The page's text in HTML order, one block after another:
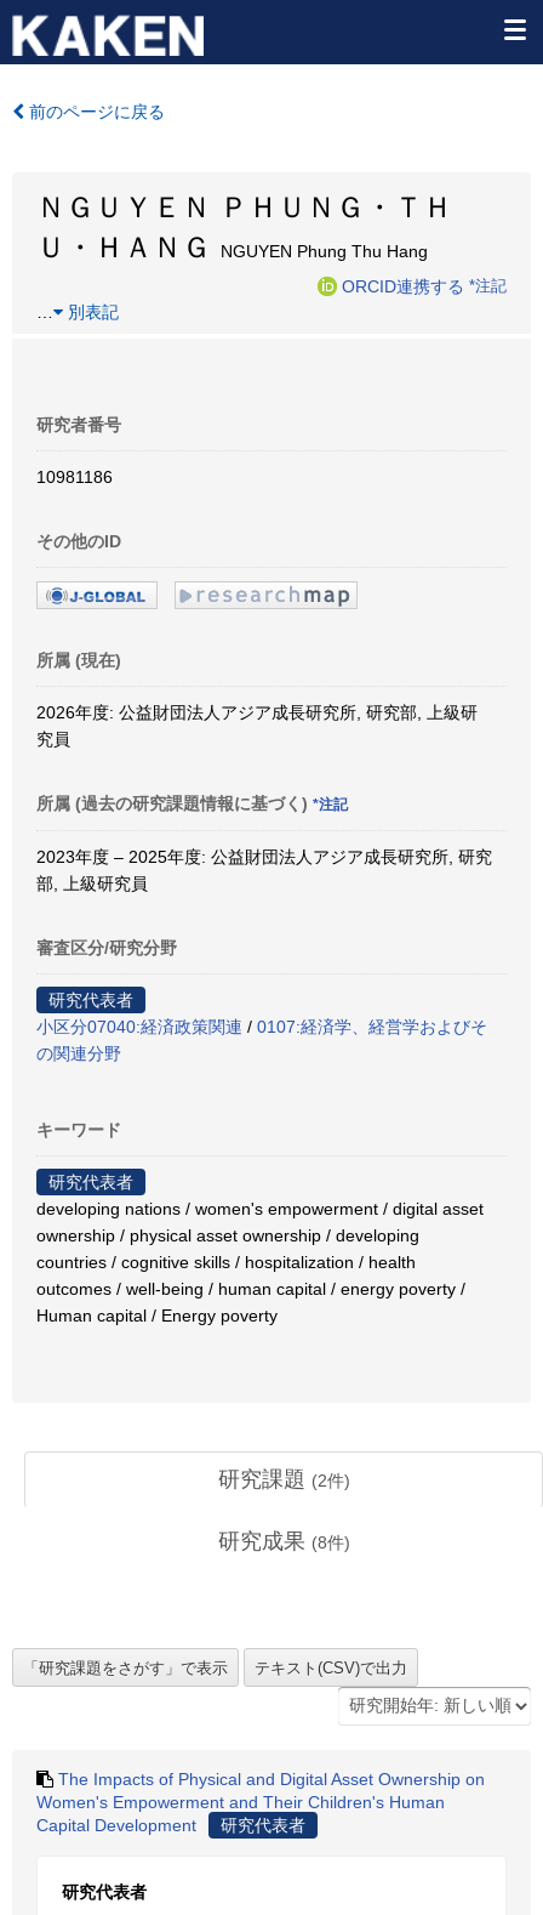
前のページに戻る
ＮＧＵＹＥＮ ＰＨＵＮＧ・ＴＨ
Ｕ・ＨＡＮＧ
NGUYEN Phung Thu Hang
ORCID連携する *注記
別表記
研究者番号
10981186
その他のID
所属 (現在)
2026年度: 公益財団法人アジア成長研究所, 研究部, 上級研
究員
所属 (過去の研究課題情報に基づく) *注記
2023年度 – 2025年度: 公益財団法人アジア成長研究所, 研究
部, 上級研究員
審査区分/研究分野
研究代表者
小区分07040:経済政策関連 / 0107:経済学、経営学およびそ
の関連分野
キーワード
研究代表者
developing nations / women's empowerment / digital asset
ownership / physical asset ownership / developing
countries / cognitive skills / hospitalization / health
outcomes / well-being / human capital / energy poverty /
Human capital / Energy poverty
研究課題 (2件)
研究成果 (8件)
The Impacts of Physical and Digital Asset Ownership on
Women's Empowerment and Their Children's Human
Capital Development
研究代表者
研究代表者